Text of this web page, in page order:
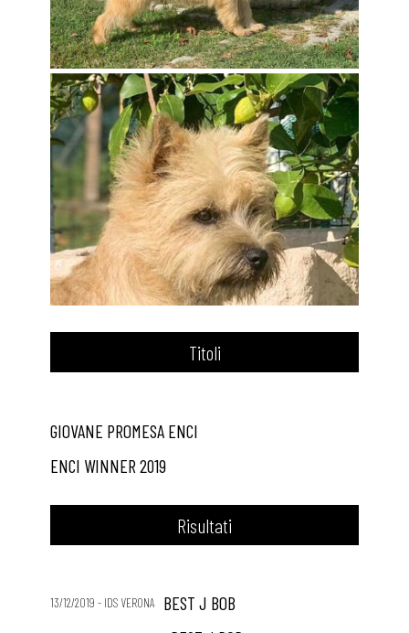
Titoli
GIOVANE PROMESA ENCI
ENCI WINNER 2019
Risultati
13/12/2019 - IDS VERONA BEST J BOB